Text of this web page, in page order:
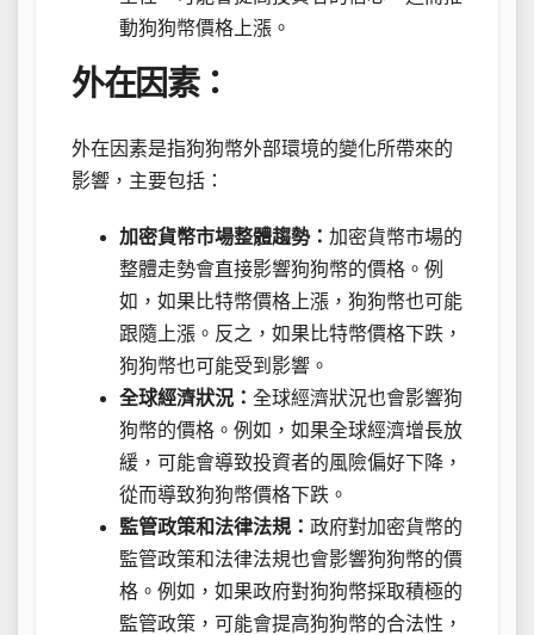
動狗狗幣價格上漲。
外在因素：
外在因素是指狗狗幣外部環境的變化所帶來的
影響，主要包括：
加密貨幣市場整體趨勢： 加密貨幣市場的
整體走勢會直接影響狗狗幣的價格。例
如，如果比特幣價格上漲，狗狗幣也可能
跟隨上漲。反之，如果比特幣價格下跌，
狗狗幣也可能受到影響。
全球經濟狀況： 全球經濟狀況也會影響狗
狗幣的價格。例如，如果全球經濟增長放
緩，可能會導致投資者的風險偏好下降，
從而導致狗狗幣價格下跌。
監管政策和法律法規： 政府對加密貨幣的
監管政策和法律法規也會影響狗狗幣的價
格。例如，如果政府對狗狗幣採取積極的
監管政策，可能會提高狗狗幣的合法性，